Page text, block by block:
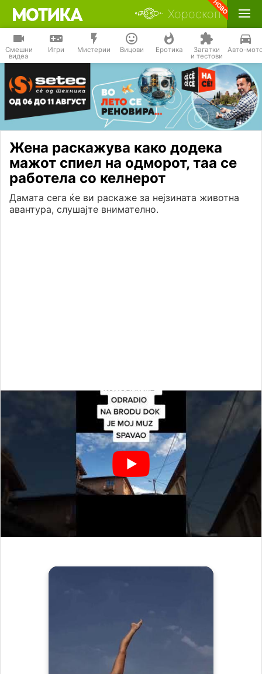
Хороскоп
Смешни
видеа
Игри Мистерии Вицови Еротика Загатки
и тестови
Авто-
Жена раскажува како додека
мажот спиел на одморот, таа се
работела со келнерот
Дамата сега ќе ви раскаже за нејзината животна
авантура, слушајте внимателно.